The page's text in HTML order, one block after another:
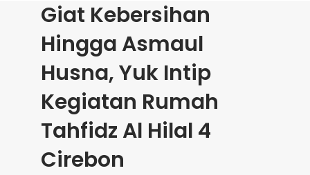
Giat Kebersihan
Hingga Asmaul
Husna, Yuk Intip
Kegiatan Rumah
Tahfidz Al Hilal 4
Cirebon